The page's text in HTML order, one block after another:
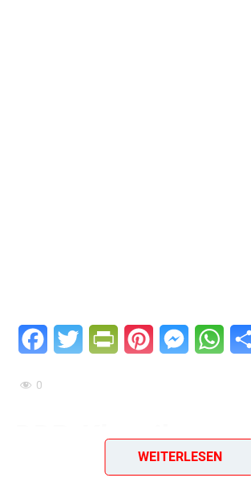
FacebookTwitter PrintFriendly
PinterestMessenger
0
DDR-Klassiker
entdeckt:
WEITERLESEN